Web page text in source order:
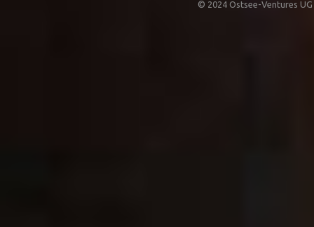
© 2024 Ostsee-Ventures UG